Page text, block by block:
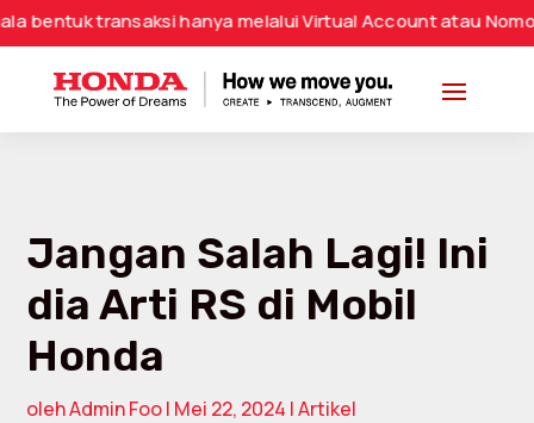
transaksi hanya melalui Virtual Account atau Nomor
Jangan Salah Lagi! Ini
dia Arti RS di Mobil
Honda
olehAdmin Foo| Mei 22, 2024 |Artikel